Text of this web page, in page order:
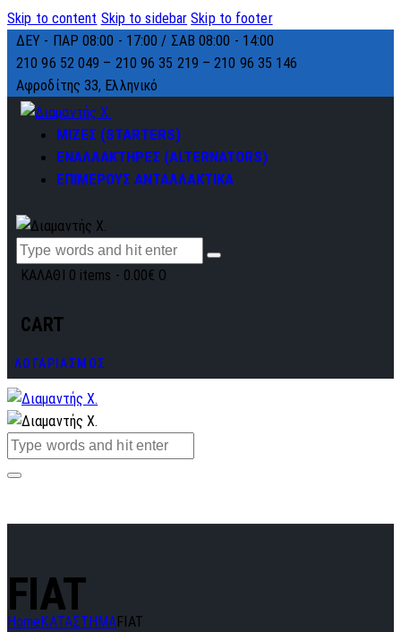
Skip to content Skip to sidebar Skip to footer
ΔΕΥ - ΠΑΡ 08:00 - 17:00 / ΣΑΒ 08:00 - 14:00
210 96 52 049 – 210 96 35 219 –210 96 35 146
Αφροδίτης 33, Ελληνικό
ΜΙΖΕΣ (STARTERS)
ΕΝΑΛΛΑΚΤΗΡΕΣ (ALTERNATORS)
ΕΠΙΜΕΡΟΥΣ ΑΝΤΑΛΛΑΚΤΙΚΑ
ΚΑΛΑΘΙ 0 items - 0.00€ 0
CART
ΛΟΓΑΡΙΑΣΜΟΣ
FIAT
Home ΚΑΤΑΣΤΗΜΑFIAT